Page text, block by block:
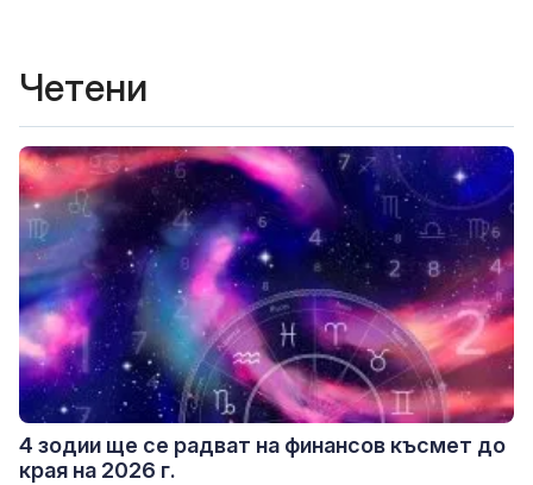
Четени
4 зодии ще се радват на финансов късмет до
края на 2026 г.